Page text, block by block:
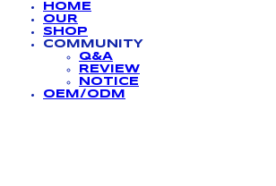
HOME
OUR
SHOP
COMMUNITY
Q&A
REVIEW
NOTICE
OEM/ODM